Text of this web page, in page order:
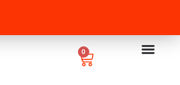
0